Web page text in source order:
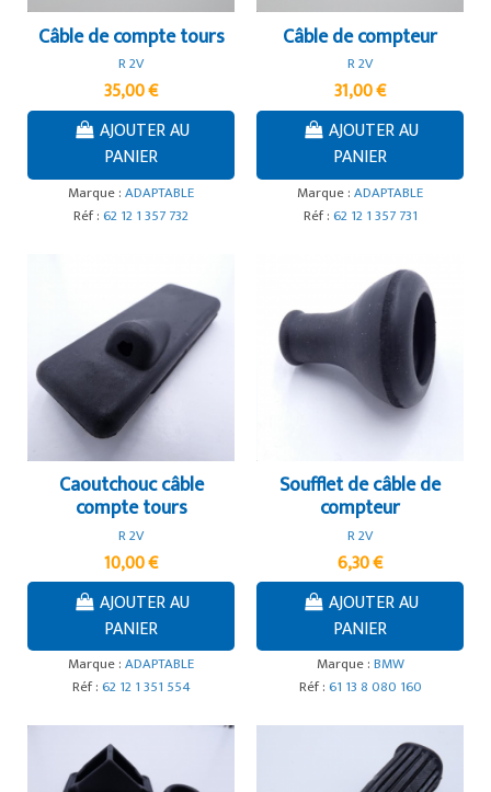
Câble de compte tours
R 2V
35,00 €
AJOUTER AU
PANIER
Marque :ADAPTABLE
Réf :62 12 1 357 732
Câble de compteur
R 2V
31,00 €
AJOUTER AU
PANIER
Marque :ADAPTABLE
Réf :62 12 1 357 731
Caoutchouc câble
compte tours
R 2V
10,00 €
AJOUTER AU
PANIER
Marque :ADAPTABLE
Réf :62 12 1 351 554
Soufflet de câble de
compteur
R 2V
6,30 €
AJOUTER AU
PANIER
Marque :BMW
Réf :61 13 8 080 160